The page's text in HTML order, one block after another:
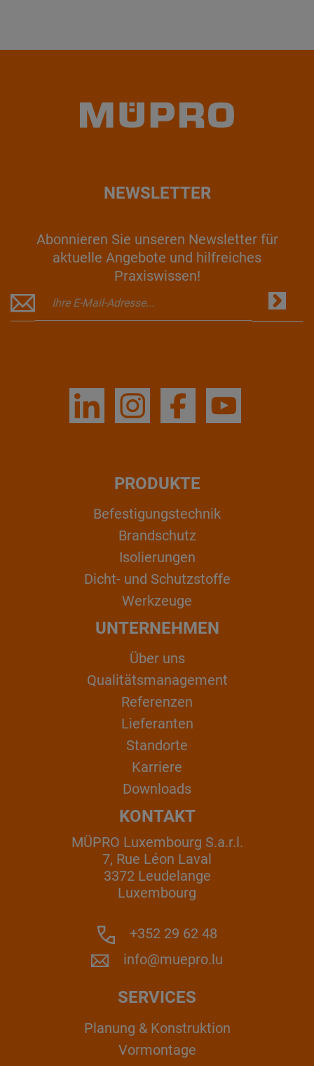
NEWSLETTER
Abonnieren Sie unseren Newsletter für
aktuelle Angebote und hilfreiches
Praxiswissen!
PRODUKTE
Befestigungstechnik
Brandschutz
Isolierungen
Dicht- und Schutzstoffe
Werkzeuge
UNTERNEHMEN
Über uns
Qualitätsmanagement
Referenzen
Lieferanten
Standorte
Karriere
Downloads
KONTAKT
MÜPRO Luxembourg S.a.r.l.
7, Rue Léon Laval
3372 Leudelange
Luxembourg
+352 29 62 48
info@muepro.lu
SERVICES
Planung & Konstruktion
Vormontage